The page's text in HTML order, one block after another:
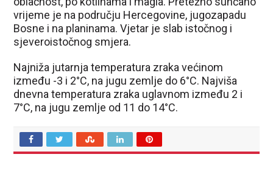
vrijeme je na području Hercegovine, jugozapadu
Bosne i na planinama. Vjetar je slab istočnog i
sjeveroistočnog smjera.
Najniža jutarnja temperatura zraka većinom
između -3 i 2°C, na jugu zemlje do 6°C. Najviša
dnevna temperatura zraka uglavnom između 2 i
7°C, na jugu zemlje od 11 do 14°C.